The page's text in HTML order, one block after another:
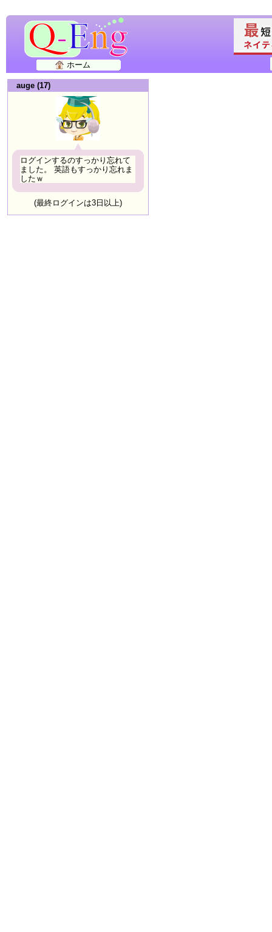
ホーム
auge (17)
ログインするのすっかり忘れて
ました。 英語もすっかり忘れま
したｗ
(最終ログインは3日以上)